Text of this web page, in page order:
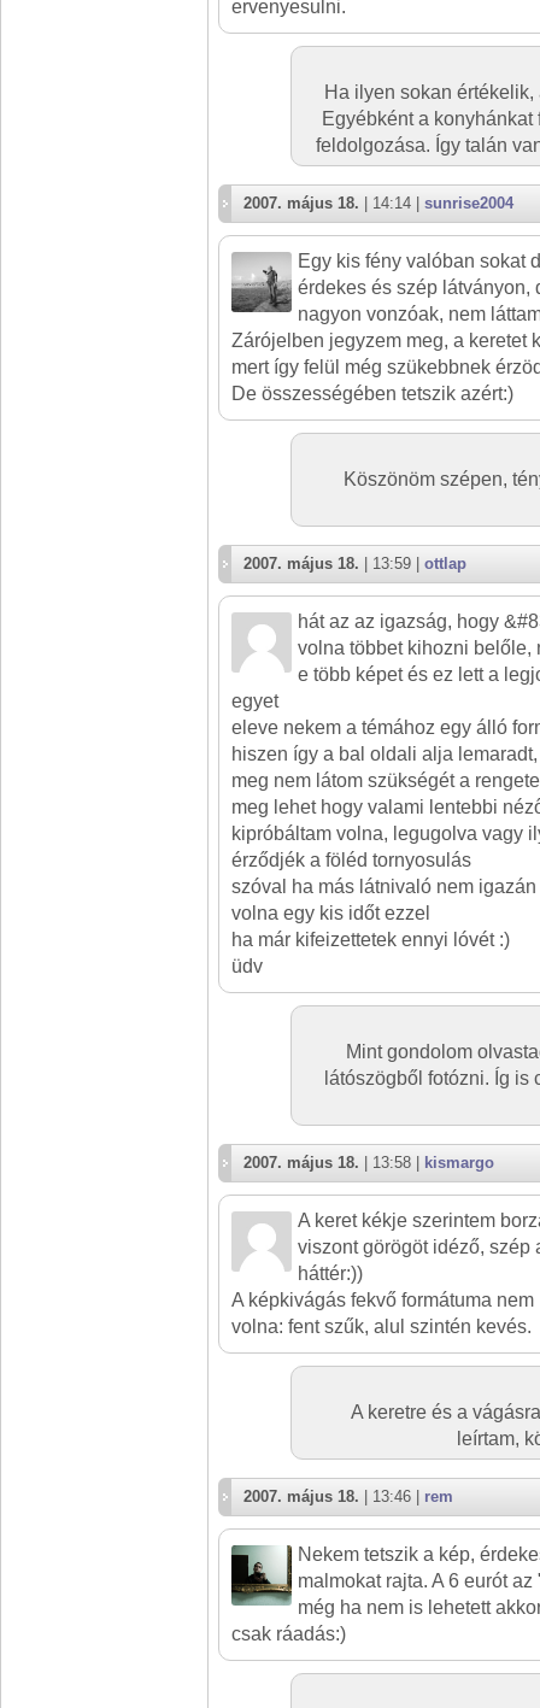
ervenyesulni.
Ha ilyen sokan
Egyébként a
feldolgozása. Így talán
2007. május 18. | 14:14 | sunrise2004
Egy kis fény valóban sokat
érdekes és szép látványon,
nagyon vonzóak, nem
Zárójelben jegyzem meg, a keretet
mert így felül még szükebbnek
De összességében tetszik azért:)
Köszönöm szépen,
2007. május 18. | 13:59 | ottlap
hát az az igazság, hogy
volna többet kihozni belőle,
e több képet és ez lett a
egyet
eleve nekem a témához egy álló
hiszen így a bal oldali alja
meg nem látom szükségét a
meg lehet hogy valami lentebbi
kipróbáltam volna, legugolva vagy
érződjék a föléd tornyosulás
szóval ha más látnivaló nem
volna egy kis időt ezzel
ha már kifeizettetek ennyi lóvét :)
üdv
Mint gondolom
látószögből fotózni. Íg is
2007. május 18. | 13:58 | kismargo
A keret kékje szerintem
viszont görögöt idéző, szép
háttér:))
A képkivágás fekvő formátuma
volna: fent szűk, alul szintén kevés.
A keretre és a
leírtam,
2007. május 18. | 13:46 | rem
Nekem tetszik a kép,
malmokat rajta. A 6 eurót
még ha nem is lehetett
csak ráadás:)